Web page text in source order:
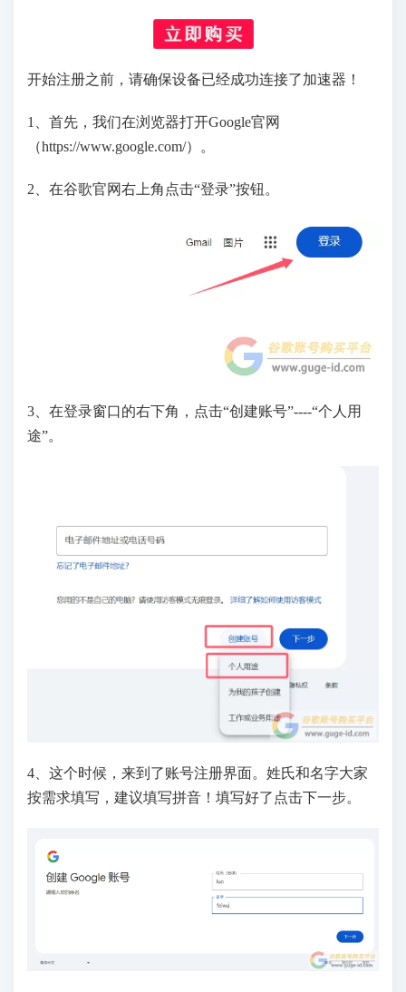
开始注册之前，请确保设备已经成功连接了加速器！
1、首先，我们在浏览器打开Google官网
（https://www.google.com/）。
2、在谷歌官网右上角点击“登录”按钮。
3、在登录窗口的右下角，点击“创建账号”----“个人用
途”。
4、这个时候，来到了账号注册界面。姓氏和名字大家
按需求填写，建议填写拼音！填写好了点击下一步。